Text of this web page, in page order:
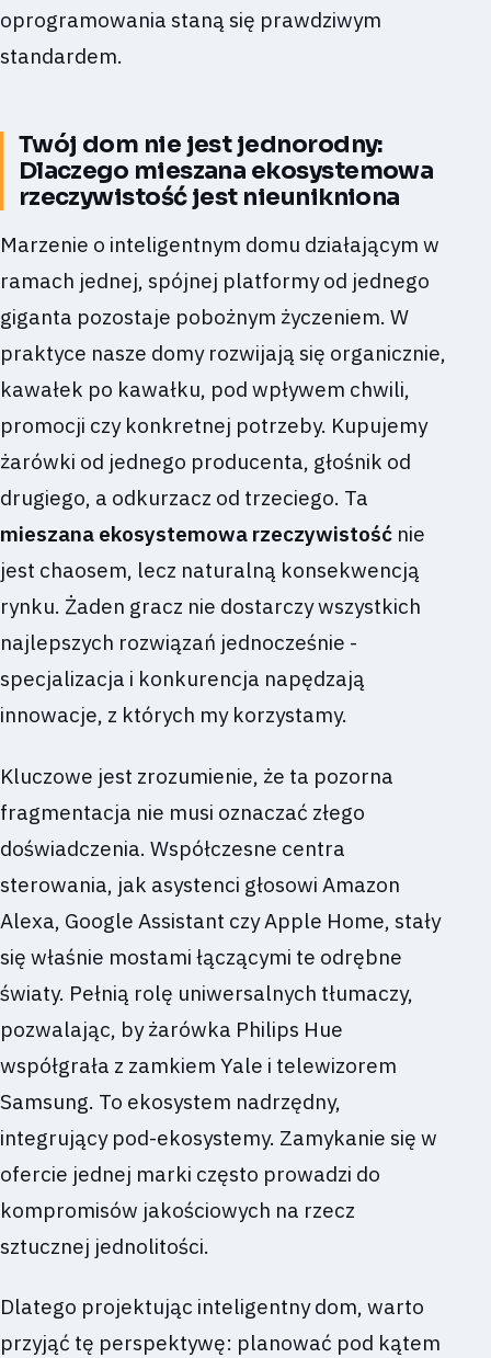
oprogramowania staną się prawdziwym
standardem.
Twój dom nie jest jednorodny:
Dlaczego mieszana ekosystemowa
rzeczywistość jest nieunikniona
Marzenie o inteligentnym domu działającym w
ramach jednej, spójnej platformy od jednego
giganta pozostaje pobożnym życzeniem. W
praktyce nasze domy rozwijają się organicznie,
kawałek po kawałku, pod wpływem chwili,
promocji czy konkretnej potrzeby. Kupujemy
żarówki od jednego producenta, głośnik od
drugiego, a odkurzacz od trzeciego. Ta
mieszana ekosystemowa rzeczywistość nie
jest chaosem, lecz naturalną konsekwencją
rynku. Żaden gracz nie dostarczy wszystkich
najlepszych rozwiązań jednocześnie -
specjalizacja i konkurencja napędzają
innowacje, z których my korzystamy.
Kluczowe jest zrozumienie, że ta pozorna
fragmentacja nie musi oznaczać złego
doświadczenia. Współczesne centra
sterowania, jak asystenci głosowi Amazon
Alexa, Google Assistant czy Apple Home, stały
się właśnie mostami łączącymi te odrębne
światy. Pełnią rolę uniwersalnych tłumaczy,
pozwalając, by żarówka Philips Hue
współgrała z zamkiem Yale i telewizorem
Samsung. To ekosystem nadrzędny,
integrujący pod-ekosystemy. Zamykanie się w
ofercie jednej marki często prowadzi do
kompromisów jakościowych na rzecz
sztucznej jednolitości.
Dlatego projektując inteligentny dom, warto
przyjąć tę perspektywę: planować pod kątem